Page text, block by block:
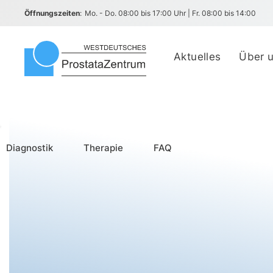
Öffnungszeiten: Mo. - Do. 08:00 bis 17:00 Uhr | Fr. 08:00 bis 14:00
Aktuelles Über
Diagnostik Therapie FAQ